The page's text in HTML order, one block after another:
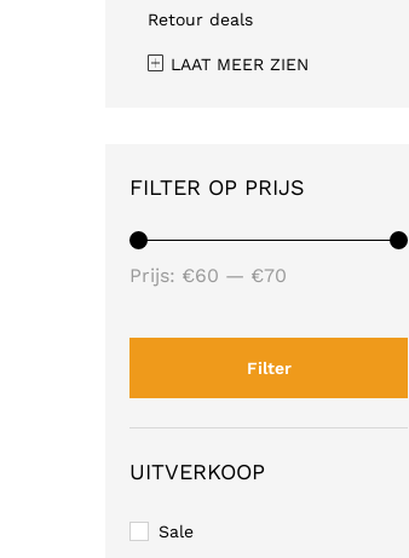
Retour deals
LAAT MEER ZIEN
FILTER OP PRIJS
Filter
Prijs: €60 — €70
UITVERKOOP
Sale